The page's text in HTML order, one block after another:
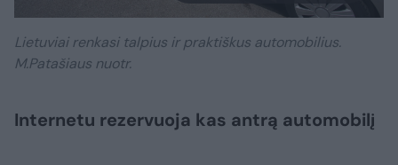
Lietuviai renkasi talpius ir praktiškus automobilius.
M.Patašiaus nuotr.
Internetu rezervuoja kas antrą automobilį